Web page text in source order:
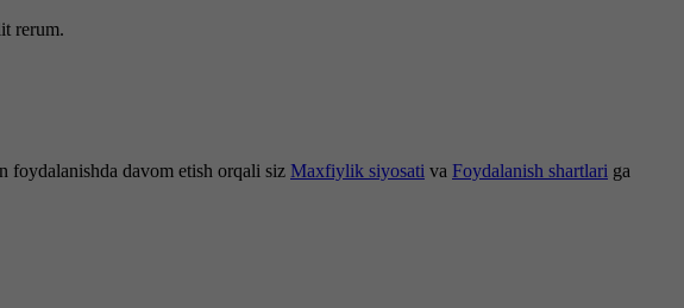
rerum.
foydalanishda davom etish orqali siz Maxfiylik siyosati va Foydalanish shartlari ga